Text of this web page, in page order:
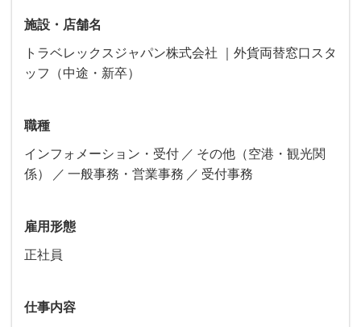
施設・店舗名
トラベレックスジャパン株式会社 ｜外貨両替窓口スタ
ッフ（中途・新卒）
職種
インフォメーション・受付
その他（空港・観光関
係）
一般事務・営業事務 受付事務
雇用形態
正社員
仕事内容